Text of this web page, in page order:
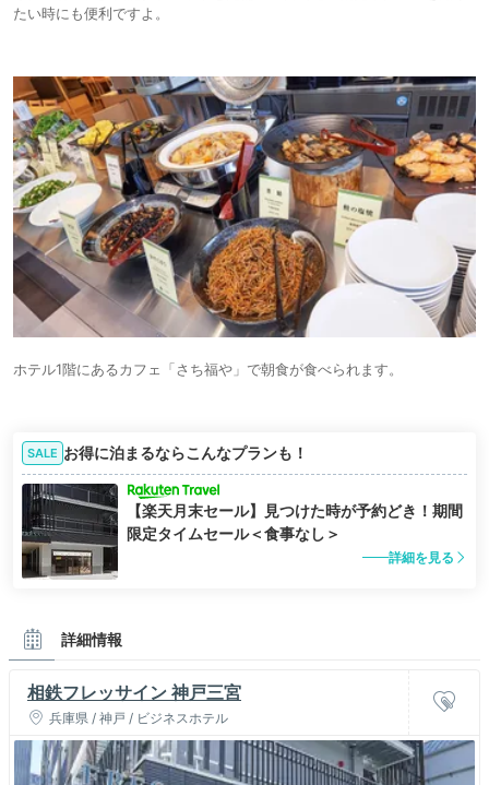
たい時にも便利ですよ。
ホテル1階にあるカフェ「さち福や」で朝食が食べられます。
SALE お得に泊まるならこんなプランも！
【楽天月末セール】見つけた時が予約どき！期間
限定タイムセール＜食事なし＞
詳細を見る
詳細情報
相鉄フレッサイン 神戸三宮
兵庫県 / 神戸 / ビジネスホテル